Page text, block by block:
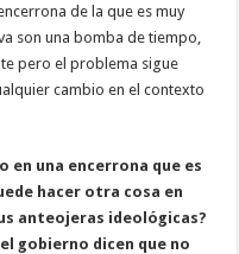
de la que es muy
son una bomba de tiempo,
pero el problema sigue
cambio en el contexto
en una encerrona que es
hacer otra cosa en
anteojeras ideológicas?
gobierno dicen que no